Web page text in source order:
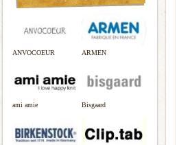
ANVOCOEUR ARMEN
ami amie Bisgaard